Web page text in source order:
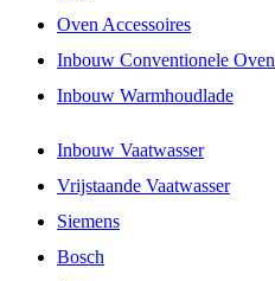
Oven Accessoires
Inbouw Conventionele Oven
Inbouw Warmhoudlade
Inbouw Vaatwasser
Vrijstaande Vaatwasser
Siemens
Bosch